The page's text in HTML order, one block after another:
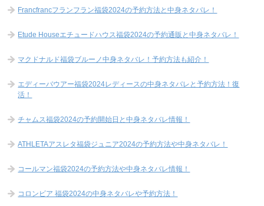
Francfrancフランフラン福袋2024の予約方法と中身ネタバレ！
Etude Houseエチュードハウス福袋2024の予約通販と中身ネタバレ！
マクドナルド福袋ブルーノ中身ネタバレ！予約方法も紹介！
エディーバウアー福袋2024レディースの中身ネタバレと予約方法！復
活！
チャムス福袋2024の予約開始日と中身ネタバレ情報！
ATHLETAアスレタ福袋ジュニア2024の予約方法や中身ネタバレ！
コールマン福袋2024の予約方法や中身ネタバレ情報！
コロンビア 福袋2024の中身ネタバレや予約方法！